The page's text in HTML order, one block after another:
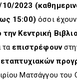
2023
15:00)όσοι
Κεντρική
τα επιστρέφουν
Ματσάγγου του